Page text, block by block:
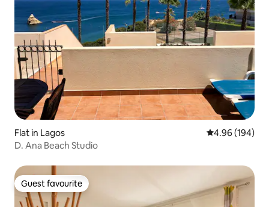
Flat in Lagos 4.96 out of 5
4.96 (194)
D. Ana Beach Studio
Guest favourite
Guest favourite